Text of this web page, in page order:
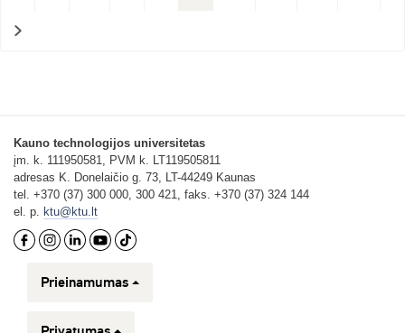
>
Kauno technologijos universitetas
įm. k. 111950581, PVM k. LT119505811
adresas K. Donelaičio g. 73, LT-44249 Kaunas
tel. +370 (37) 300 000, 300 421, faks. +370 (37) 324 144
el. p. ktu@ktu.lt
Prieinamumas